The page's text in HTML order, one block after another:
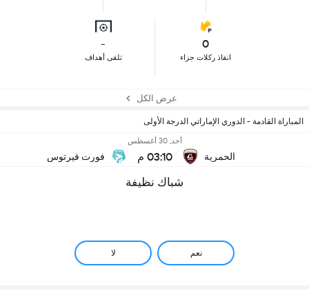
0
انقاذ ركلات جزاء
-
تلقى أهداف
عرض الكل
المباراة القادمة - الدوري الإماراتي الدرجة الأولى
الحمرية
أحد, 30 أغسطس
03:10 م فورت فيرتوس
شباك نظيفة
نعم لا